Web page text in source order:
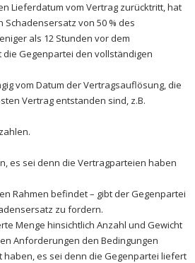
Lieferdatum vom Vertrag zurücktritt, hat
von 50 % des
als 12 Stunden vor dem
Gegenpartei den vollständigen
vom Datum der Vertragsauflösung, die
Vertrag entstanden sind, z.B.
es sei denn die Vertragparteien haben
Rahmen befindet – gibt der Gegenpartei
zu fordern.
Menge hinsichtlich Anzahl und Gewicht
Anforderungen den Bedingungen
es sei denn die Gegenpartei liefert